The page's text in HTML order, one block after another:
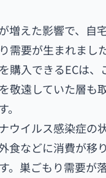
増えた影響で、自
需要が生まれまし
購入できるECは、
敬遠していた層も
ウイルス感染症の
食などに消費が移
。巣ごもり需要が